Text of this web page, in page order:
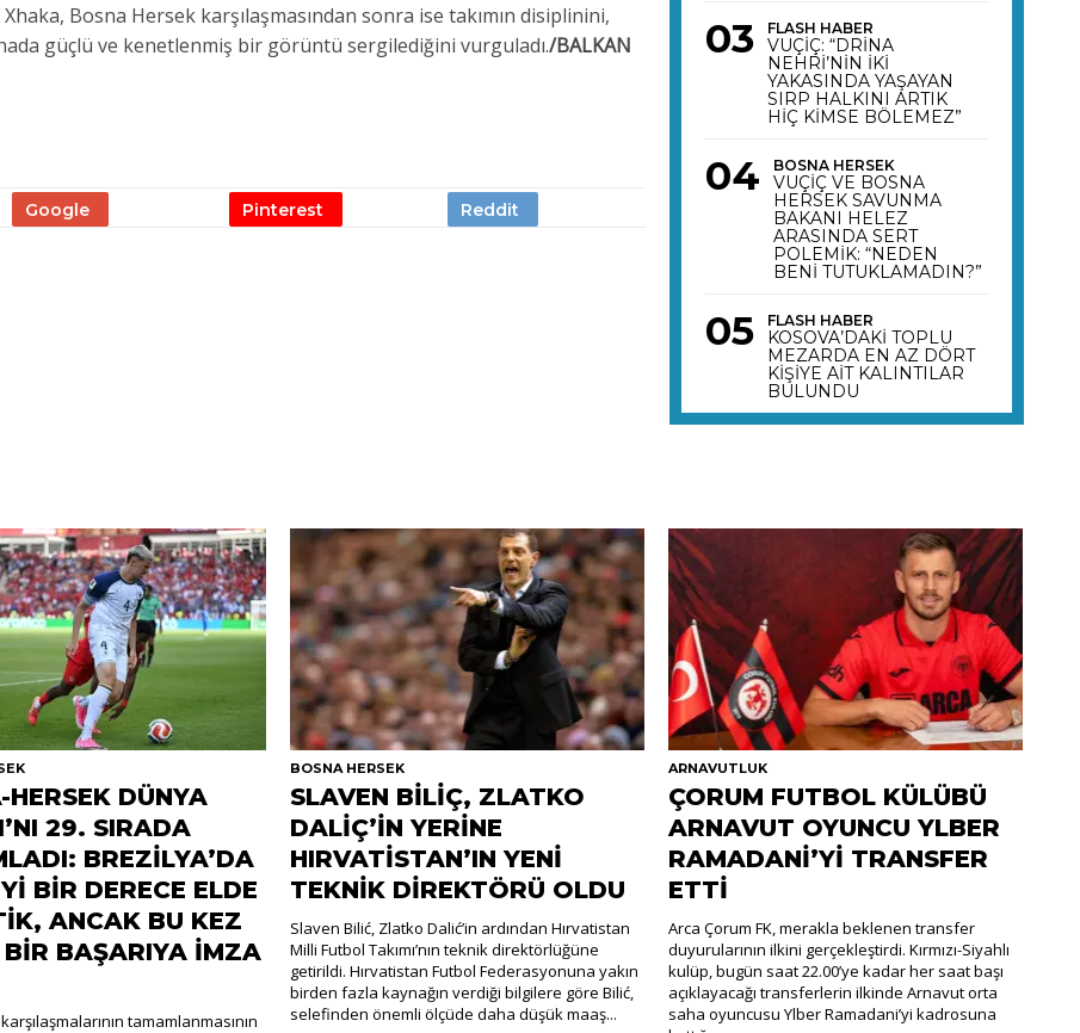
Bosna Hersek karşılaşmasından sonra ise takımın disiplinini,
güçlü ve kenetlenmiş bir görüntü sergilediğini vurguladı./BALKAN
FLASH HABER
VUÇİÇ: “DRİNA
NEHRİ’NİN İKİ
YAKASINDA YAŞAYAN
SIRP HALKINI ARTIK
HİÇ KİMSE BÖLEMEZ”
BOSNA HERSEK
VUÇİÇ VE BOSNA
HERSEK SAVUNMA
BAKANI HELEZ
ARASINDA SERT
POLEMİK: “NEDEN
BENİ TUTUKLAMADIN?”
FLASH HABER
KOSOVA’DAKİ TOPLU
MEZARDA EN AZ DÖRT
KİŞİYE AİT KALINTILAR
BULUNDU
HERSEK DÜNYA
29. SIRADA
BREZİLYA’DA
BİR DERECE ELDE
ANCAK BU KEZ
BAŞARIYA İMZA
tamamlanmasının
BOSNA HERSEK
SLAVEN BİLİÇ, ZLATKO
DALİÇ’İN YERİNE
HIRVATİSTAN’IN YENİ
TEKNİK DİREKTÖRÜ OLDU
Slaven Bilić, Zlatko Dalić’in ardından Hırvatistan
Milli Futbol Takımı’nın teknik direktörlüğüne
getirildi. Hırvatistan Futbol Federasyonuna yakın
birden fazla kaynağın verdiği bilgilere göre Bilić,
selefinden önemli ölçüde daha düşük maaş...
ARNAVUTLUK
ÇORUM FUTBOL KÜLÜBÜ
ARNAVUT OYUNCU YLBER
RAMADANİ’Yİ TRANSFER
ETTİ
Arca Çorum FK, merakla beklenen transfer
duyurularının ilkini gerçekleştirdi. Kırmızı-Siyahlı
kulüp, bugün saat 22.00’ye kadar her saat başı
açıklayacağı transferlerin ilkinde Arnavut orta
saha oyuncusu Ylber Ramadani’yi kadrosuna